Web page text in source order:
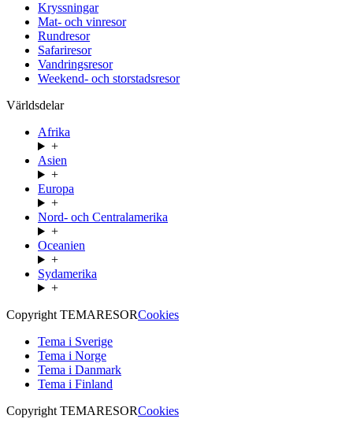
Kryssningar
Mat- och vinresor
Rundresor
Safariresor
Vandringsresor
Weekend- och storstadsresor
Världsdelar
Afrika
+
Asien
+
Europa
+
Nord- och Centralamerika
+
Oceanien
+
Sydamerika
+
Copyright TEMARESORCookies
Tema i Sverige
Tema i Norge
Tema i Danmark
Tema i Finland
Copyright TEMARESORCookies